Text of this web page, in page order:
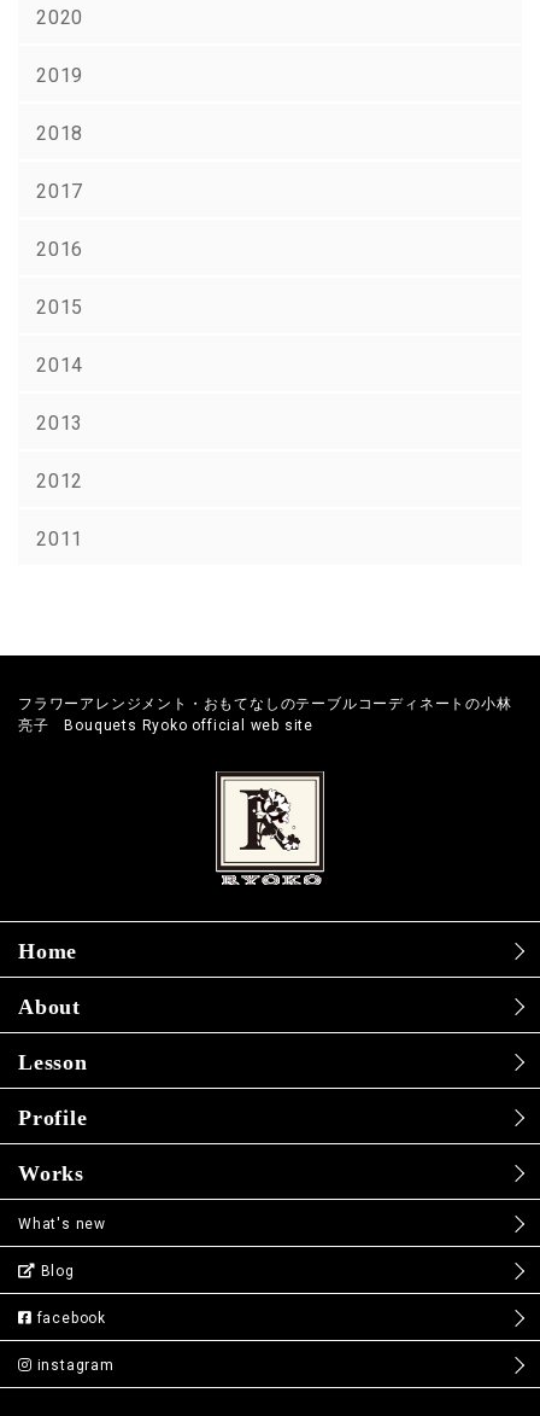
2020
2019
2018
2017
2016
2015
2014
2013
2012
2011
フラワーアレンジメント・おもてなしのテーブルコーディネートの小林
亮子 Bouquets Ryoko official web site
Home
About
Lesson
Profile
Works
What's new
Blog
facebook
instagram